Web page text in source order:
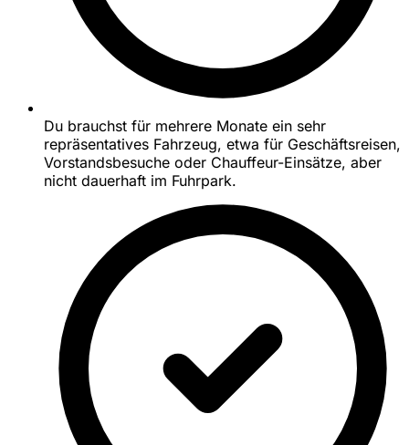
Du brauchst für mehrere Monate ein sehr
repräsentatives Fahrzeug, etwa für Geschäftsreisen,
Vorstandsbesuche oder Chauffeur-Einsätze, aber
nicht dauerhaft im Fuhrpark.